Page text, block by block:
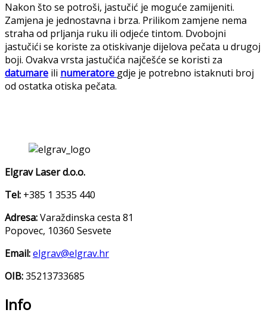
Nakon što se potroši, jastučić je moguće zamijeniti.
Zamjena je jednostavna i brza. Prilikom zamjene nema
straha od prljanja ruku ili odjeće tintom. Dvobojni
jastučići se koriste za otiskivanje dijelova pečata u drugoj
boji. Ovakva vrsta jastučića najčešće se koristi za
datumare ili numeratore gdje je potrebno istaknuti broj
od ostatka otiska pečata.
Elgrav Laser d.o.o.
Tel: +385 1 3535 440
Adresa:Varaždinska cesta 81
Popovec, 10360 Sesvete
Email:elgrav@elgrav.hr
OIB:35213733685
Info